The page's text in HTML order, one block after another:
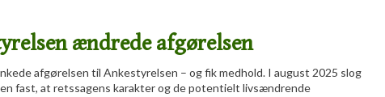
ændrede afgørelsen
afgørelsen til Ankestyrelsen – og fik medhold. I august 2025 slog
fast, at retssagens karakter og de potentielt livsændrende